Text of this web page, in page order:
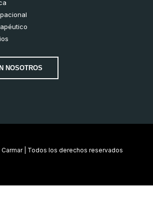
NOSOTROS
| Todos los derechos reservados